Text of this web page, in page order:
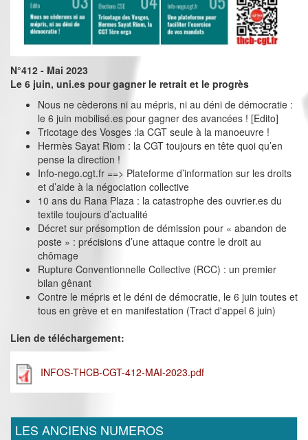
N°412 - Mai 2023
Le 6 juin, uni.es pour gagner le retrait et le progrès
Nous ne cèderons ni au mépris, ni au déni de démocratie :
le 6 juin mobilisé.es pour gagner des avancées ! [Edito]
Tricotage des Vosges :la CGT seule à la manoeuvre !
Hermès Sayat Riom : la CGT toujours en tête quoi qu’en
pense la direction !
Info-nego.cgt.fr ==> Plateforme d’information sur les droits
et d’aide à la négociation collective
10 ans du Rana Plaza : la catastrophe des ouvrier.es du
textile toujours d’actualité
Décret sur présomption de démission pour « abandon de
poste » : précisions d’une attaque contre le droit au
chômage
Rupture Conventionnelle Collective (RCC) : un premier
bilan gênant
Contre le mépris et le déni de démocratie, le 6 juin toutes et
tous en grève et en manifestation (Tract d'appel 6 juin)
Lien de téléchargement:
INFOS-THCB-CGT-412-MAI-2023.pdf
LES ANCIENS NUMEROS